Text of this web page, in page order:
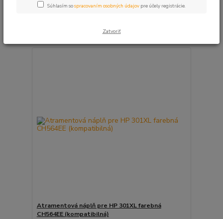
strana
Atramentová náplň pre HP 301XL farebná
CH564EE (kompatibilná)
Súhlasím sospracovaním osobných údajov pre účely registrácie.
Zatvoriť